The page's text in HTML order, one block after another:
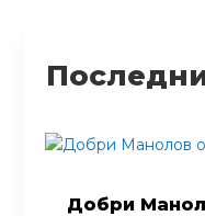
Добри